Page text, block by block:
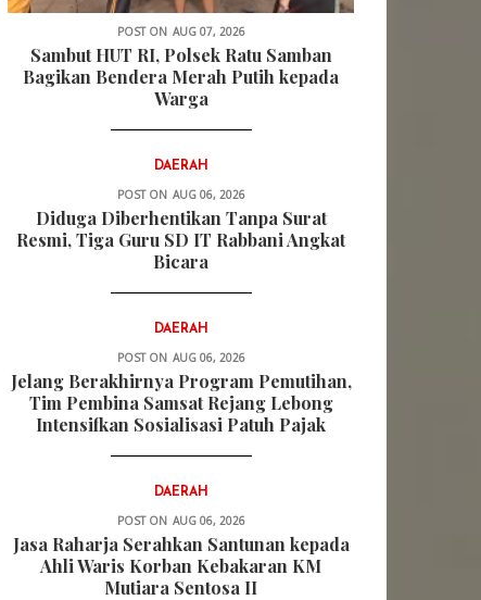
POST ON AUG 07, 2026
Sambut HUT RI, Polsek Ratu Samban
Bagikan Bendera Merah Putih kepada
Warga
DAERAH
POST ON AUG 06, 2026
Diduga Diberhentikan Tanpa Surat
Resmi, Tiga Guru SD IT Rabbani Angkat
Bicara
DAERAH
POST ON AUG 06, 2026
Jelang Berakhirnya Program Pemutihan,
Tim Pembina Samsat Rejang Lebong
Intensifkan Sosialisasi Patuh Pajak
DAERAH
POST ON AUG 06, 2026
Jasa Raharja Serahkan Santunan kepada
Ahli Waris Korban Kebakaran KM
Mutiara Sentosa II